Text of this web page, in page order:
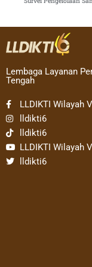
Lembaga Layanan
Tengah
LLDIKTI Wilayah
lldikti6
lldikti6
LLDIKTI Wilayah
lldikti6